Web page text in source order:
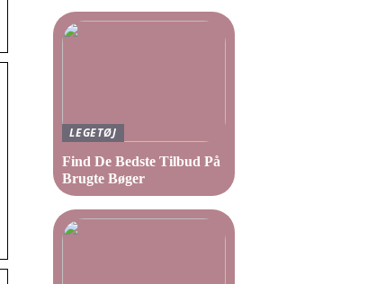
LEGETØJ
Find De Bedste Tilbud På
Brugte Bøger